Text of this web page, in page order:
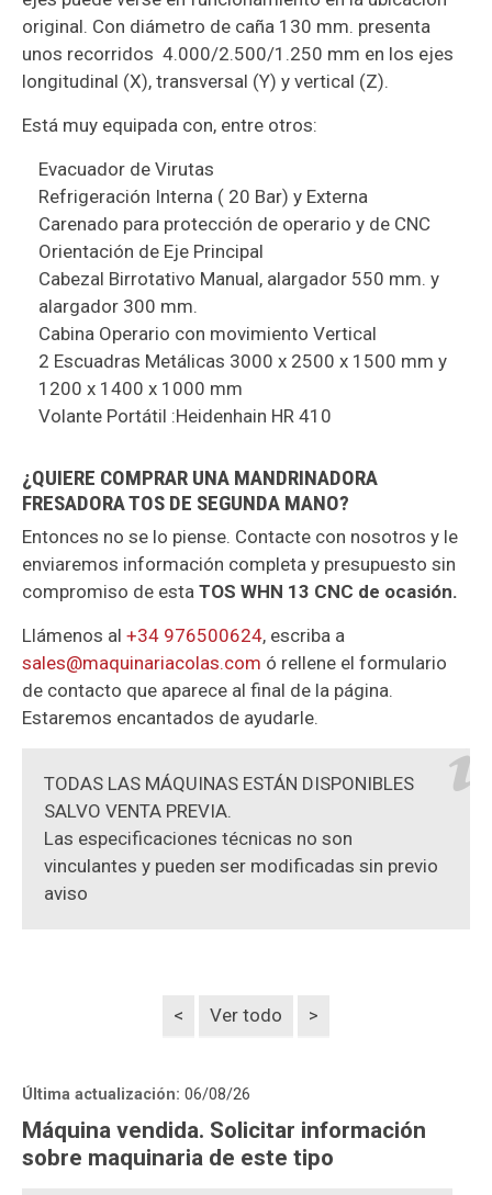
original. Con diámetro de caña 130 mm. presenta
unos recorridos 4.000/2.500/1.250 mm en los ejes
longitudinal (X), transversal (Y) y vertical (Z).
Está muy equipada con, entre otros:
Evacuador de Virutas
Refrigeración Interna ( 20 Bar) y Externa
Carenado para protección de operario y de CNC
Orientación de Eje Principal
Cabezal Birrotativo Manual, alargador 550 mm. y
alargador 300 mm.
Cabina Operario con movimiento Vertical
2 Escuadras Metálicas 3000 x 2500 x 1500 mm y
1200 x 1400 x 1000 mm
Volante Portátil :Heidenhain HR 410
¿QUIERE COMPRAR UNA MANDRINADORA
FRESADORA TOS DE SEGUNDA MANO?
Entonces no se lo piense. Contacte con nosotros y le
enviaremos información completa y presupuesto sin
compromiso de esta TOS WHN 13 CNC de ocasión.
Llámenos al +34 976500624, escriba a
sales@maquinariacolas.com ó rellene el formulario
de contacto que aparece al final de la página.
Estaremos encantados de ayudarle.
TODAS LAS MÁQUINAS ESTÁN DISPONIBLES
SALVO VENTA PREVIA.
Las especificaciones técnicas no son
vinculantes y pueden ser modificadas sin previo
aviso
< Ver todo >
Última actualización: 06/08/26
Máquina vendida. Solicitar información
sobre maquinaria de este tipo